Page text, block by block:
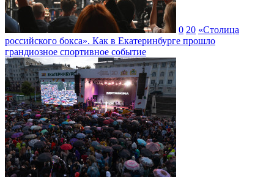
0 20 «Столица
российского бокса». Как в Екатеринбурге прошло
грандиозное спортивное событие